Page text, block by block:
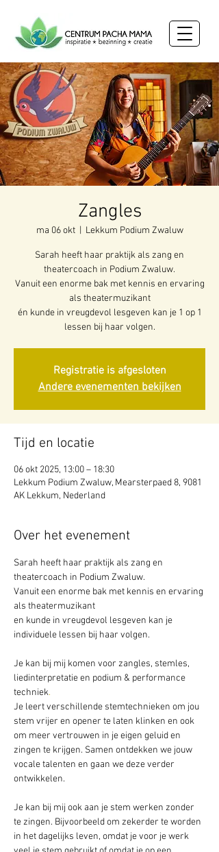
Zangles
ma 06 okt
  |
Lekkum Podium Zwaluw
Sarah heeft haar praktijk als zang en
theatercoach in Podium Zwaluw.
Vanuit een enorme bak met kennis en ervaring
als theatermuzikant
én kunde in vreugdevol lesgeven kan je 1 op 1
lessen bij haar volgen.
Registratie is afgesloten
Andere evenementen bekijken
Tijd en locatie
06 okt 2025, 13:00 – 18:30
Lekkum Podium Zwaluw, Mearsterpaed 8, 9081
AK Lekkum, Nederland
Over het evenement
Sarah heeft haar praktijk als zang en
theatercoach in Podium Zwaluw.
Vanuit een enorme bak met kennis en ervaring
als theatermuzikant
en kunde in vreugdevol lesgeven kan je
individuele lessen bij haar volgen.
Je kan bij mij komen voor zangles, stemles,
liedinterpretatie en podium & performance
techniek.
Je leert verschillende stemtechnieken om jou
stem vrijer en opener te laten klinken en ook
om meer vertrouwen in je eigen geluid en
zingen te krijgen. Samen ontdekken we jouw
vocale talenten en gaan we deze verder
ontwikkelen.
Je kan bij mij ook aan je stem werken zonder
te zingen. Bijvoorbeeld om zekerder te worden
in het dagelijks leven, omdat je voor je werk